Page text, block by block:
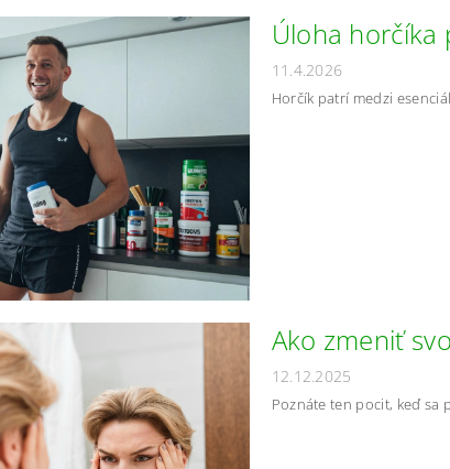
Úloha horčíka
11.4.2026
Horčík patrí medzi
Ako zmeniť
12.12.2025
Poznáte ten pocit, keď sa